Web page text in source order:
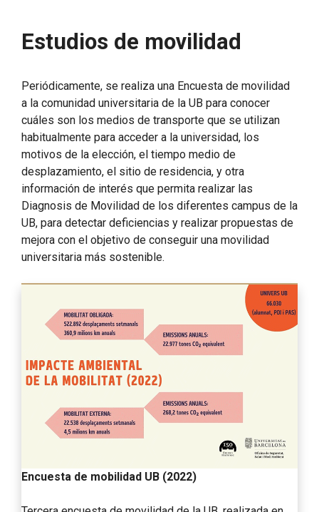
Estudios de movilidad
Periódicamente, se realiza una Encuesta de movilidad
a la comunidad universitaria de la UB para conocer
cuáles son los medios de transporte que se utilizan
habitualmente para acceder a la universidad, los
motivos de la elección, el tiempo medio de
desplazamiento, el sitio de residencia, y otra
información de interés que permita realizar las
Diagnosis de Movilidad de los diferentes campus de la
UB, para detectar deficiencias y realizar propuestas de
mejora con el objetivo de conseguir una movilidad
universitaria más sostenible.
Encuesta de mobilidad UB (2022)